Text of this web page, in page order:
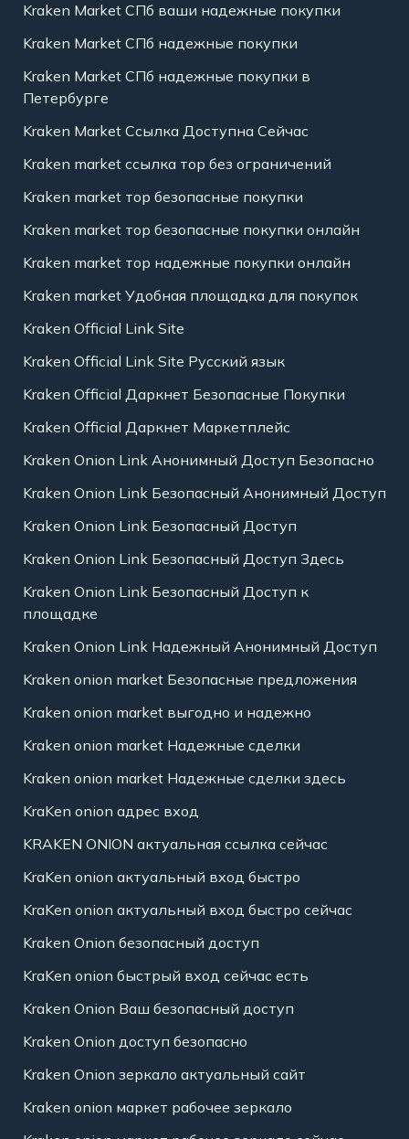
Kraken Market СПб ваши надежные покупки
Kraken Market СПб надежные покупки
Kraken Market СПб надежные покупки в
Петербурге
Kraken Market Ссылка Доступна Сейчас
Kraken market ссылка тор без ограничений
Kraken market тор безопасные покупки
Kraken market тор безопасные покупки онлайн
Kraken market тор надежные покупки онлайн
Kraken market Удобная площадка для покупок
Kraken Official Link Site
Kraken Official Link Site Русский язык
Kraken Official Даркнет Безопасные Покупки
Kraken Official Даркнет Маркетплейс
Kraken Onion Link Анонимный Доступ Безопасно
Kraken Onion Link Безопасный Анонимный Доступ
Kraken Onion Link Безопасный Доступ
Kraken Onion Link Безопасный Доступ Здесь
Kraken Onion Link Безопасный Доступ к
площадке
Kraken Onion Link Надежный Анонимный Доступ
Kraken onion market Безопасные предложения
Kraken onion market выгодно и надежно
Kraken onion market Надежные сделки
Kraken onion market Надежные сделки здесь
KraKen onion адрес вход
KRAKEN ONION актуальная ссылка сейчас
KraKen onion актуальный вход быстро
KraKen onion актуальный вход быстро сейчас
Kraken Onion безопасный доступ
KraKen onion быстрый вход сейчас есть
Kraken Onion Ваш безопасный доступ
Kraken Onion доступ безопасно
Kraken Onion зеркало актуальный сайт
Kraken onion маркет рабочее зеркало